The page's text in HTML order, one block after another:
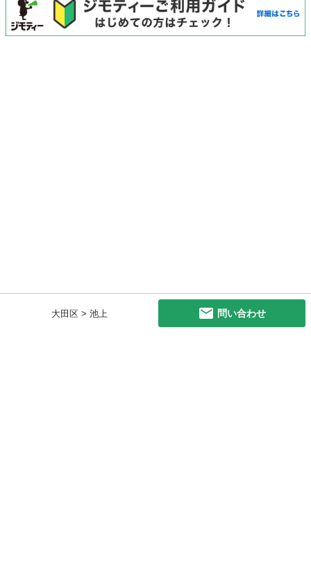
大田区 > 池上 問い合わせ